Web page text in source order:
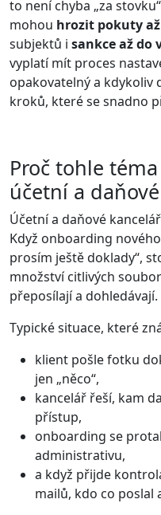
to není chyba „za
mohou hrozit pokuty
subjektů i sankce až do
vyplatí mít proces
opakovatelný a kdykoliv
kroků, které se snadno
Proč tohle
účetní a
Účetní a daňové
Když onboarding
prosím ještě doklady“,
množství citlivých
přeposílají a dohledávají.
Typické situace, které
klient pošle fotku
jen „něco“,
kancelář řeší, kam
přístup,
onboarding se
administrativu,
a když přijde
mailů, kdo co poslal